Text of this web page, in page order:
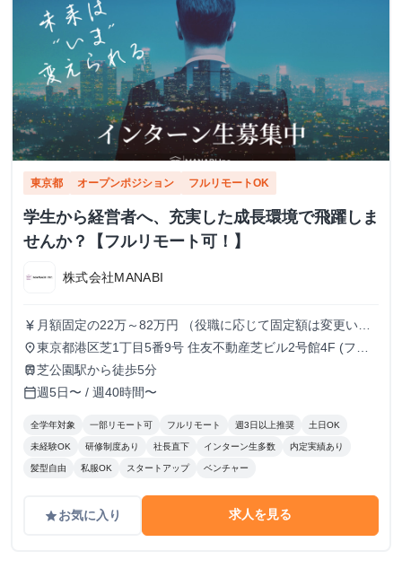
東京都 オープンポジション フルリモートOK
学生から経営者へ、充実した成長環境で飛躍しま
せんか？【フルリモート可！】
株式会社MANABI
currency_yen 月額固定の22万～82万円 （役職に応じて固定額は変更いた
します）
place東京都港区芝1丁目5番9号 住友不動産芝ビル2号館4F (フル
リモート/出勤は自由です)
train芝公園駅から徒歩5分
calendar_today週5日〜 / 週40時間〜
全学年対象 一部リモート可 フルリモート 週3日以上推奨 土日OK
未経験OK 研修制度あり 社長直下 インターン生多数 内定実績あり
髪型自由 私服OK スタートアップ ベンチャー
gradeお気に入り 求人を見る